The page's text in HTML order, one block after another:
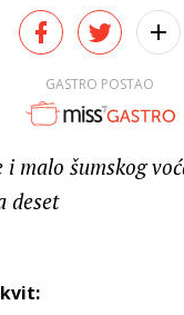
GASTRO POSTAO
i malo šumskog
deset